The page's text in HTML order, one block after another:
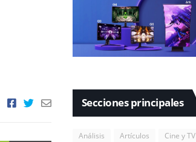
Secciones principales
Análisis Artículos Cine y TV